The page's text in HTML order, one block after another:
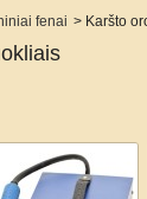
fenai > Karšto